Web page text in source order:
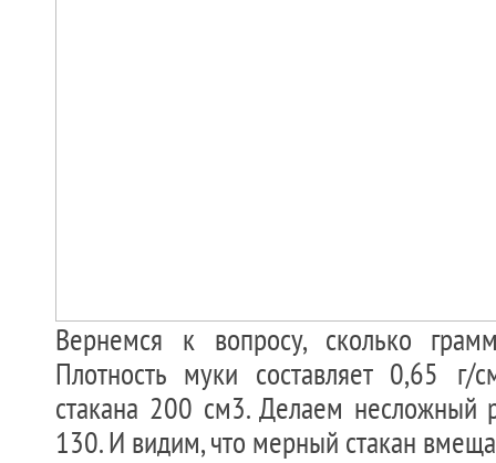
Вернемся к вопросу, сколько
Плотность муки составляет 0,65
стакана 200 см3. Делаем несложный
130. И видим, что мерный стакан